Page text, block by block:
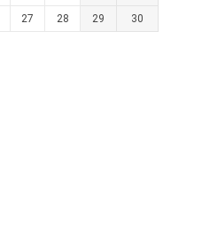
27 28 29 30